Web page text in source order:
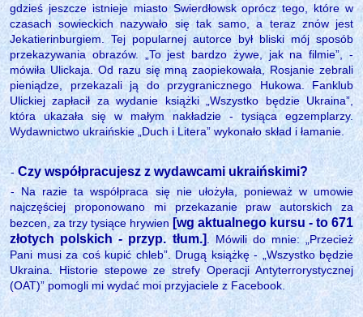
gdzieś jeszcze istnieje miasto Swierdłowsk oprócz tego, które w
czasach sowieckich nazywało się tak samo, a teraz znów jest
Jekatierinburgiem. Tej popularnej autorce był bliski mój sposób
przekazywania obrazów. „To jest bardzo żywe, jak na filmie”, -
mówiła Ulickaja. Od razu się mną zaopiekowała, Rosjanie zebrali
pieniądze, przekazali ją do przygranicznego Hukowa. Fanklub
Ulickiej zapłacił za wydanie książki „Wszystko będzie Ukraina”,
która ukazała się w małym nakładzie - tysiąca egzemplarzy.
Wydawnictwo ukraińskie „Duch i Litera” wykonało skład i łamanie.
-Czy współpracujesz z wydawcami ukraińskimi?
- Na razie ta współpraca się nie ułożyła, ponieważ w umowie
najczęściej proponowano mi przekazanie praw autorskich za
bezcen, za trzy tysiące hrywien[wg aktualnego kursu - to 671
złotych polskich - przyp. tłum.] . Mówili do mnie: „Przecież
Pani musi za coś kupić chleb”. Drugą książkę - „Wszystko będzie
Ukraina. Historie stepowe ze strefy Operacji Antyterrorystycznej
(OAT)” pomogli mi wydać moi przyjaciele z Facebook.